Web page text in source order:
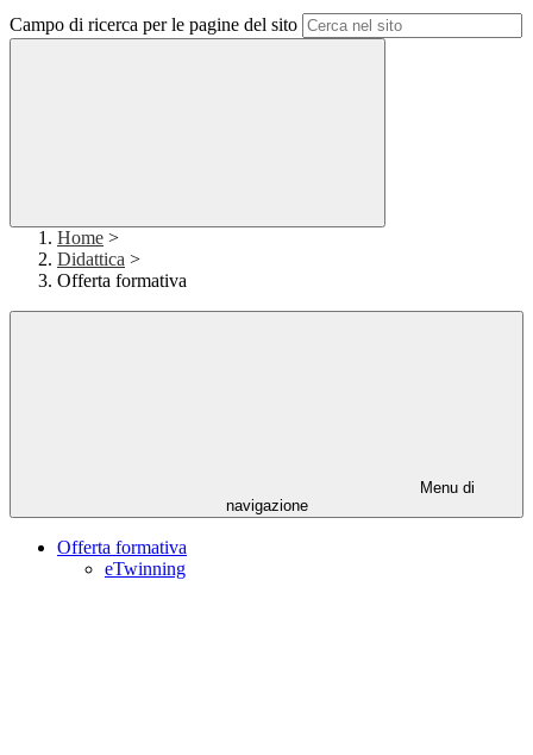
Campo di ricerca per le pagine del sito
Home >
Didattica >
Offerta formativa
Menu di
navigazione
Offerta formativa
eTwinning